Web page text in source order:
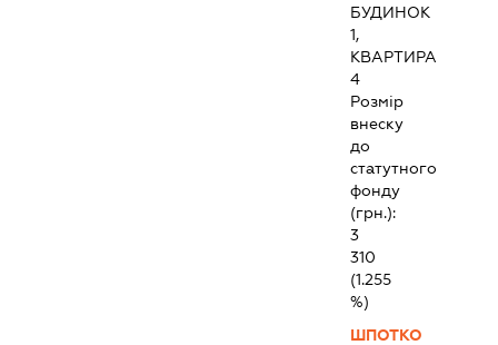
БУДИНОК
1,
КВАРТИРА
4
Розмір
внеску
до
статутного
фонду
(грн.):
3
310
(1.255
%)
ШПОТКО